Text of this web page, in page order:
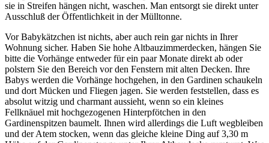
sie in Streifen hängen nicht, waschen. Man entsorgt sie direkt unter
Ausschluß der Öffentlichkeit in der Mülltonne.
Vor Babykätzchen ist nichts, aber auch rein gar nichts in Ihrer
Wohnung sicher. Haben Sie hohe Altbauzimmerdecken, hängen Sie
bitte die Vorhänge entweder für ein paar Monate direkt ab oder
polstern Sie den Bereich vor den Fenstern mit alten Decken. Ihre
Babys werden die Vorhänge hochgehen, in den Gardinen schaukeln
und dort Mücken und Fliegen jagen. Sie werden feststellen, dass es
absolut witzig und charmant aussieht, wenn so ein kleines
Fellknäuel mit hochgezogenen Hinterpfötchen in den
Gardinenspitzen baumelt. Ihnen wird allerdings die Luft wegbleiben
und der Atem stocken, wenn das gleiche kleine Ding auf 3,30 m